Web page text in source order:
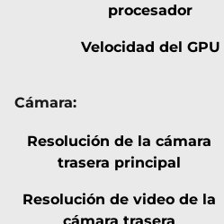
procesador
Velocidad del GPU
Cámara:
Resolución de la cámara
trasera principal
Resolución de video de la
cámara trasera